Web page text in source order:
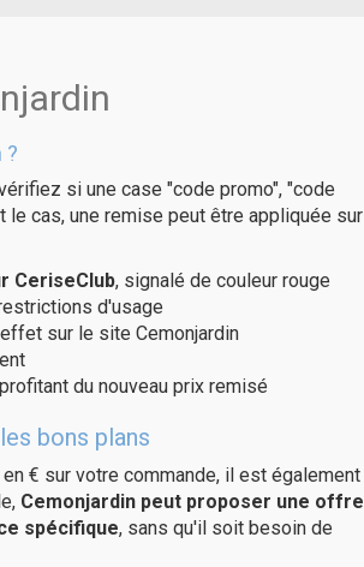
?
si une case "code promo", "code
le cas, une remise peut être appliquée sur
CeriseClub, signalé de couleur rouge
d'usage
sur le site Cemonjardin
du nouveau prix remisé
bons plans
€ sur votre commande, il est également
Cemonjardin peut proposer une offre
spécifique, sans qu'il soit besoin de